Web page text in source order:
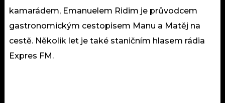
kamarádem, Emanuelem Ridim je průvodcem
gastronomickým cestopisem Manu a Matěj na
cestě. Několik let je také staničním hlasem rádia
Expres FM.